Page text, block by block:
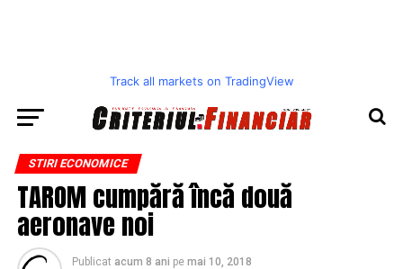
Track all markets on TradingView
STIRI ECONOMICE
TAROM cumpără încă două
aeronave noi
Publicat acum 8 ani pe mai 10, 2018